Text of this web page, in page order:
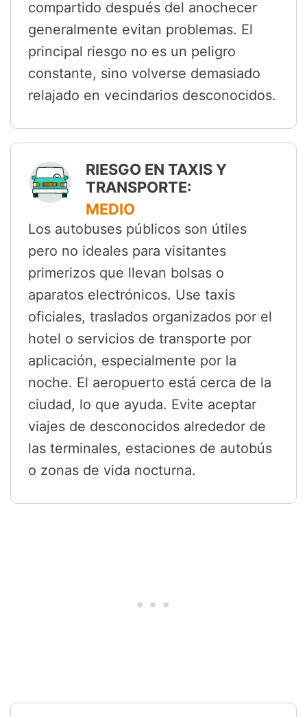
compartido después del anochecer
generalmente evitan problemas. El
principal riesgo no es un peligro
constante, sino volverse demasiado
relajado en vecindarios desconocidos.
RIESGO EN TAXIS Y
TRANSPORTE:
MEDIO
Los autobuses públicos son útiles
pero no ideales para visitantes
primerizos que llevan bolsas o
aparatos electrónicos. Use taxis
oficiales, traslados organizados por el
hotel o servicios de transporte por
aplicación, especialmente por la
noche. El aeropuerto está cerca de la
ciudad, lo que ayuda. Evite aceptar
viajes de desconocidos alrededor de
las terminales, estaciones de autobús
o zonas de vida nocturna.